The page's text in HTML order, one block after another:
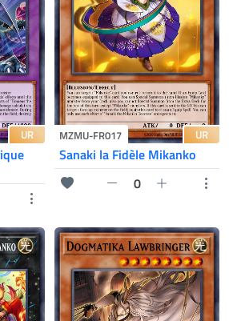
UR MZMU-FR017 UR
Sanaki la Fidèle Mikanko
0